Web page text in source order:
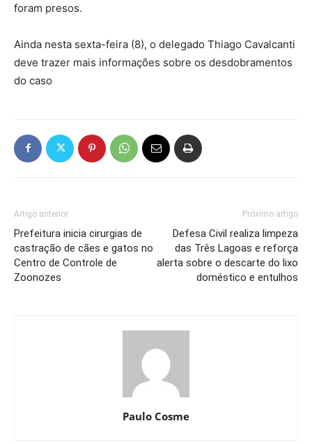
foram presos.
Ainda nesta sexta-feira (8), o delegado Thiago Cavalcanti
deve trazer mais informações sobre os desdobramentos
do caso
Artigo anterior
Prefeitura inicia cirurgias de
castração de cães e gatos no
Centro de Controle de
Zoonozes
Próximo artigo
Defesa Civil realiza limpeza
das Três Lagoas e reforça
alerta sobre o descarte do lixo
doméstico e entulhos
Paulo Cosme